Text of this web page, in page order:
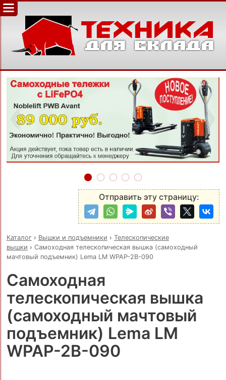
‹ ›
Отправить эту страницу:
Каталог› Вышки и подъемники › Телескопические
вышки › Самоходная телескопическая вышка (самоходный
мачтовый подъемник) Lema LM WPAP-2B-090
Самоходная
телескопическая вышка
(самоходный мачтовый
подъемник) Lema LM
WPAP-2B-090